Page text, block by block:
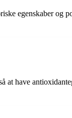
egenskaber og
at have